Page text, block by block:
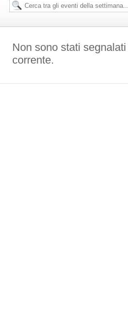
Non sono stati
corrente.